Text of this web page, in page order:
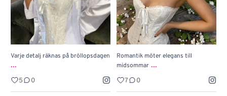
Varje detalj räknas på bröllopsdagen
...
5 0
Romantik möter elegans till
midsommar ...
7 0